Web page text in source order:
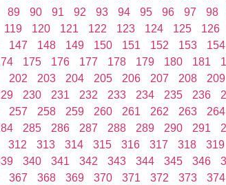
89 90 91 92 93 94 95 96 97 98
119 120 121 122 123 124 125 126
147 148 149 150 151 152 153 154
175 176 177 178 179 180 181
202 203 204 205 206 207 208 209
230 231 232 233 234 235 236
257 258 259 260 261 262 263 264
285 286 287 288 289 290 291
312 313 314 315 316 317 318 319
340 341 342 343 344 345 346
367 368 369 370 371 372 373 374